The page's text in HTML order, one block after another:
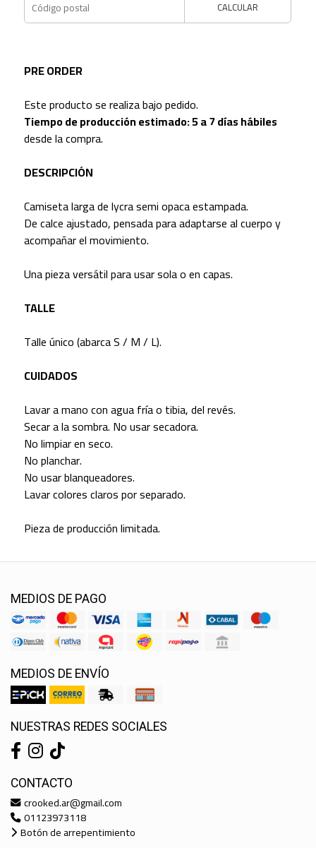
CALCULAR
PRE ORDER
Este producto se realiza bajo pedido.
Tiempo de producción estimado: 5 a 7 días hábiles
desde la compra.
DESCRIPCIÓN
Camiseta larga de lycra semi opaca estampada.
De calce ajustado, pensada para adaptarse al cuerpo y
acompañar el movimiento.
Una pieza versátil para usar sola o en capas.
TALLE
Talle único (abarca S / M / L).
CUIDADOS
Lavar a mano con agua fría o tibia, del revés.
Secar a la sombra. No usar secadora.
No limpiar en seco.
No planchar.
No usar blanqueadores.
Lavar colores claros por separado.
Pieza de producción limitada.
MEDIOS DE PAGO
MEDIOS DE ENVÍO
NUESTRAS REDES SOCIALES
CONTACTO
crooked.ar@gmail.com
01123973118
Botón de arrepentimiento